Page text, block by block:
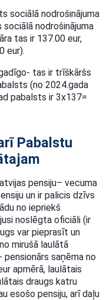
sociālā nodrošinājuma
nodrošinājuma
tas ir 137.00 eur,
eur).
tas ir trīškāršs
(no 2024.gada
pabalsts ir 3x137=
Pabalstu
pensiju– vecuma
un ir palicis dzīvs
no iepriekš
noslēgta oficiāli (ir
var pieprasīt un
mirušā laulātā
pensionārs saņēma no
apmērā, laulātais
draugs katru
esošo pensiju, arī daļu